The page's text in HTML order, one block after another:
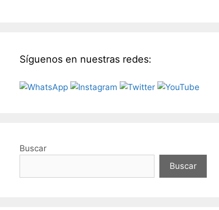
Síguenos en nuestras redes:
Buscar
Buscar